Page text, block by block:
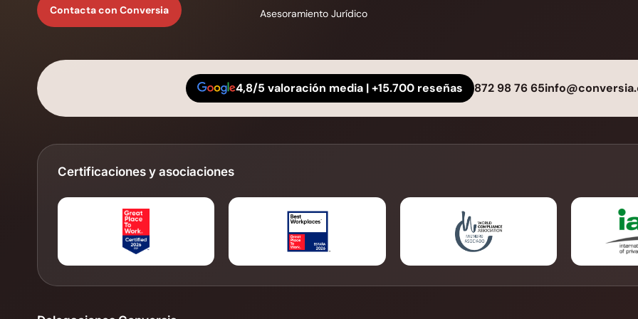
Contacta con Conversia Asesoramiento Jurídico
4,8/5 valoración media | +15.700 reseñas 872 98 76 65
Certificaciones y asociaciones